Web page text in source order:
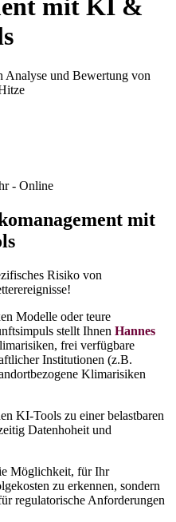
mit KI &
Analyse und Bewertung von
- Online
mit
Risiko von
Modelle oder teure
stellt Ihnen Hannes
frei verfügbare
Institutionen (z.B.
Klimarisiken
KI-Tools zu einer belastbaren
Datenhoheit und
Möglichkeit, für Ihr
zu erkennen, sondern
regulatorische Anforderungen